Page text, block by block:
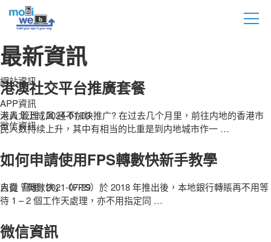
最新資訊
網站資訊
APP資訊
微信資訊
港澳社交平台推廣套餐
人員 管理|2024-01-03
港人北上成风 还不加快推广? 在过去几个月里，前往内地的香港市
民人数持续上升，其中有相当的比重是到内地城市作一 …
如何申請使用FPS轉數快新手教學
人員 管理|2021-07-29
自從「轉數快」（FPS）於 2018 年推出後，本地銀行轉賬再不用等
待 1 – 2 個工作天處理，亦不用指定同 …
微信資訊